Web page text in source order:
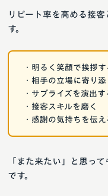
リピート率を高める接
す。
・明るく笑顔で挨拶す
・相手の立場に寄り添
・サプライズを演出す
・接客スキルを磨く
・感謝の気持ちを伝え
「また来たい」と思っ
です。